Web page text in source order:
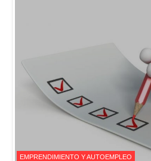
EMPRENDIMIENTO Y AUTOEMPLEO